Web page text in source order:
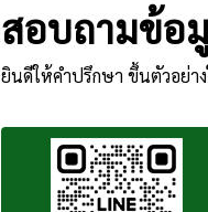
สอบถามข้อ
ยินดีให้คำปรึกษา ขึ้นตัวอย่า